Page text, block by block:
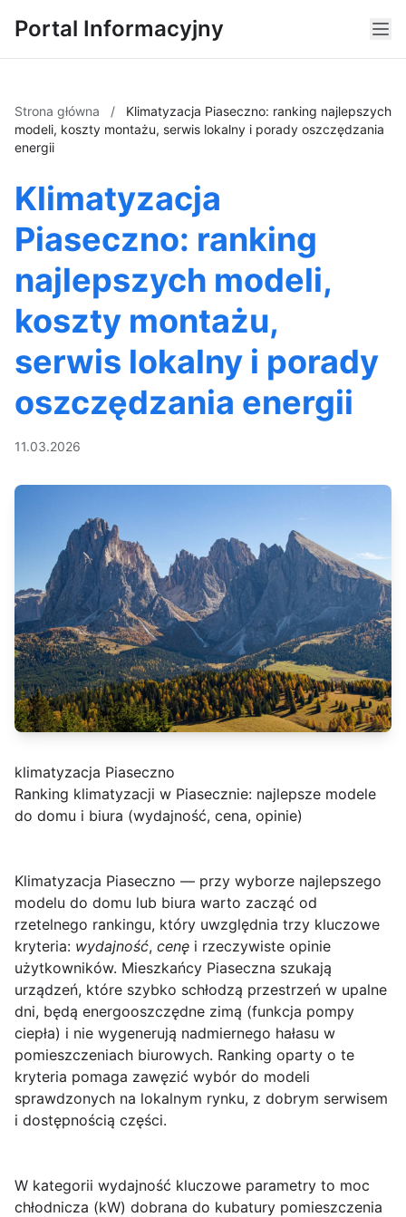
Portal Informacyjny
Strona główna /
Klimatyzacja Piaseczno: ranking najlepszych
modeli, koszty montażu, serwis lokalny i porady oszczędzania
energii
Klimatyzacja
Piaseczno: ranking
najlepszych modeli,
koszty montażu,
serwis lokalny i porady
oszczędzania energii
11.03.2026
klimatyzacja Piaseczno
Ranking klimatyzacji w Piasecznie: najlepsze modele
do domu i biura (wydajność, cena, opinie)
Klimatyzacja Piaseczno — przy wyborze najlepszego
modelu do domu lub biura warto zacząć od
rzetelnego rankingu, który uwzględnia trzy kluczowe
kryteria: wydajność, cenę i rzeczywiste opinie
użytkowników. Mieszkańcy Piaseczna szukają
urządzeń, które szybko schłodzą przestrzeń w upalne
dni, będą energooszczędne zimą (funkcja pompy
ciepła) i nie wygenerują nadmiernego hałasu w
pomieszczeniach biurowych. Ranking oparty o te
kryteria pomaga zawęzić wybór do modeli
sprawdzonych na lokalnym rynku, z dobrym serwisem
i dostępnością części.
W kategorii wydajność kluczowe parametry to moc
chłodnicza (kW) dobrana do kubatury pomieszczenia